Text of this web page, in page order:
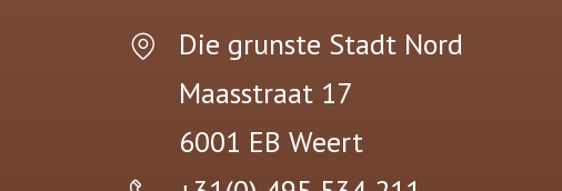
Die grunste Stadt Nord
Maasstraat 17
6001 EB Weert